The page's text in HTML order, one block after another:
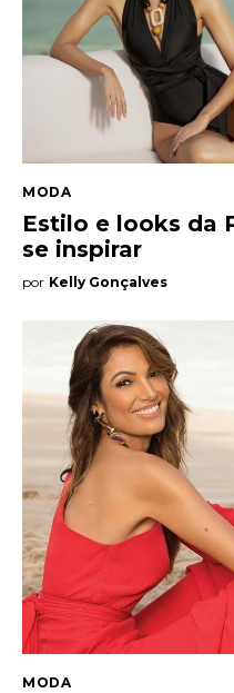
MODA
Estilo e looks da
se inspirar
por Kelly Gonçalves
MODA